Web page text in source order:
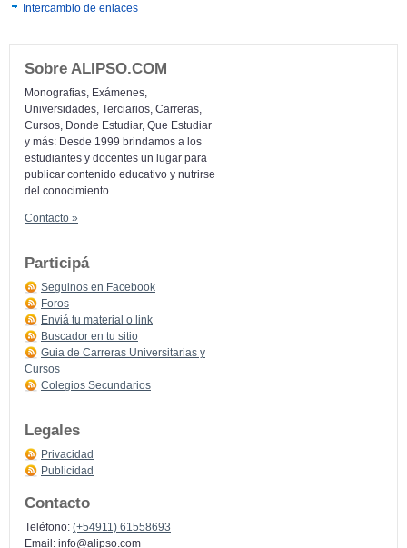
Intercambio de enlaces
Sobre ALIPSO.COM
Monografias, Exámenes,
Universidades, Terciarios, Carreras,
Cursos, Donde Estudiar, Que Estudiar
y más: Desde 1999 brindamos a los
estudiantes y docentes un lugar para
publicar contenido educativo y nutrirse
del conocimiento.
Contacto »
Participá
Seguinos en Facebook
Foros
Enviá tu material o link
Buscador en tu sitio
Guia de Carreras Universitarias y
Cursos
Colegios Secundarios
Legales
Privacidad
Publicidad
Contacto
Teléfono: (+54911) 61558693
Email: info@alipso.com